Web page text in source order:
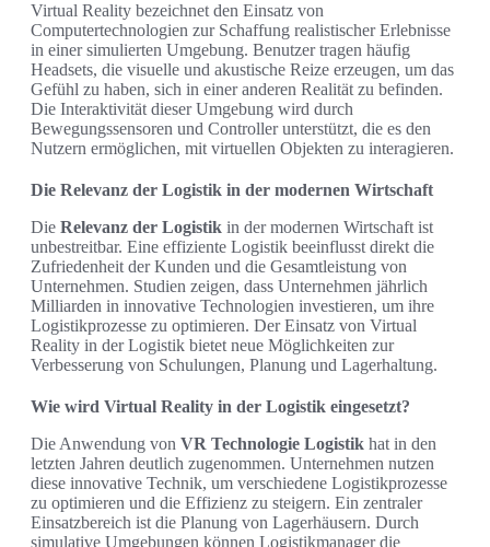
Virtual Reality bezeichnet den Einsatz von
Computertechnologien zur Schaffung realistischer Erlebnisse
in einer simulierten Umgebung. Benutzer tragen häufig
Headsets, die visuelle und akustische Reize erzeugen, um das
Gefühl zu haben, sich in einer anderen Realität zu befinden.
Die Interaktivität dieser Umgebung wird durch
Bewegungssensoren und Controller unterstützt, die es den
Nutzern ermöglichen, mit virtuellen Objekten zu interagieren.
Die Relevanz der Logistik in der modernen Wirtschaft
Die Relevanz der Logistik in der modernen Wirtschaft ist
unbestreitbar. Eine effiziente Logistik beeinflusst direkt die
Zufriedenheit der Kunden und die Gesamtleistung von
Unternehmen. Studien zeigen, dass Unternehmen jährlich
Milliarden in innovative Technologien investieren, um ihre
Logistikprozesse zu optimieren. Der Einsatz von Virtual
Reality in der Logistik bietet neue Möglichkeiten zur
Verbesserung von Schulungen, Planung und Lagerhaltung.
Wie wird Virtual Reality in der Logistik eingesetzt?
Die Anwendung von VR Technologie Logistik hat in den
letzten Jahren deutlich zugenommen. Unternehmen nutzen
diese innovative Technik, um verschiedene Logistikprozesse
zu optimieren und die Effizienz zu steigern. Ein zentraler
Einsatzbereich ist die Planung von Lagerhäusern. Durch
simulative Umgebungen können Logistikmanager die